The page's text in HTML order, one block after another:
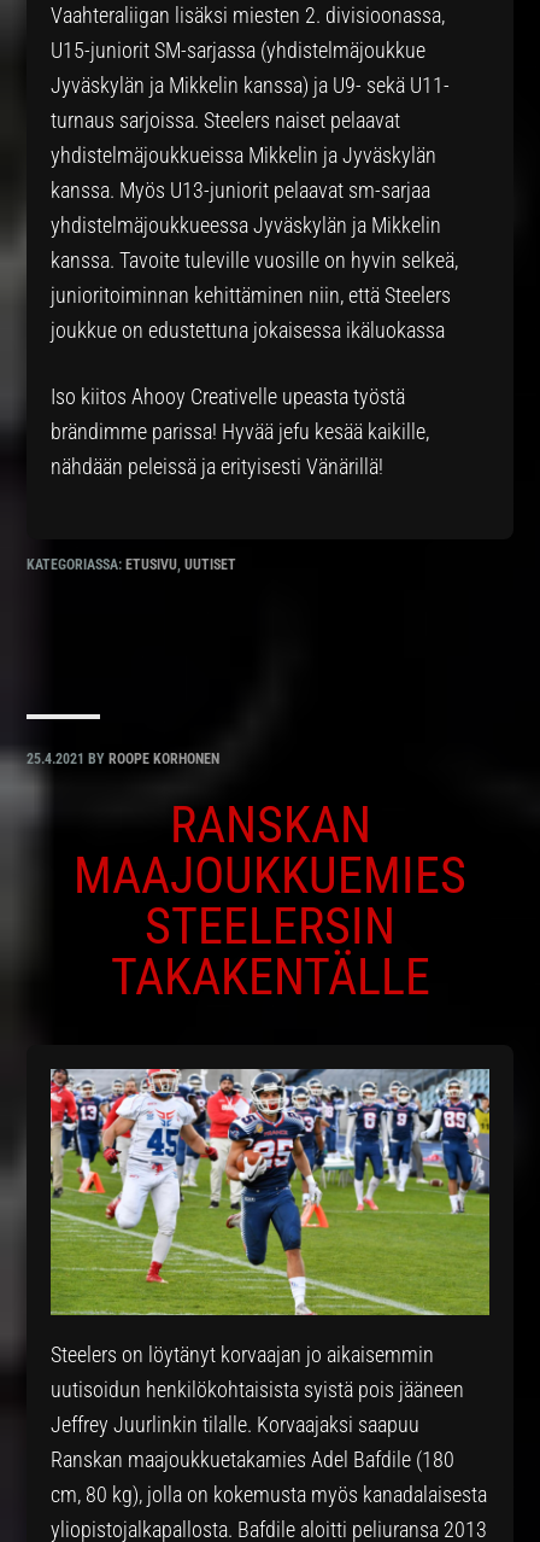
Vaahteraliigan lisäksi miesten 2. divisioonassa,
U15-juniorit SM-sarjassa (yhdistelmäjoukkue
Jyväskylän ja Mikkelin kanssa) ja U9- sekä U11-
turnaus sarjoissa. Steelers naiset pelaavat
yhdistelmäjoukkueissa Mikkelin ja Jyväskylän
kanssa. Myös U13-juniorit pelaavat sm-sarjaa
yhdistelmäjoukkueessa Jyväskylän ja Mikkelin
kanssa. Tavoite tuleville vuosille on hyvin selkeä,
junioritoiminnan kehittäminen niin, että Steelers
joukkue on edustettuna jokaisessa ikäluokassa
Iso kiitos Ahooy Creativelle upeasta työstä
brändimme parissa! Hyvää jefu kesää kaikille,
nähdään peleissä ja erityisesti Vänärillä!
KATEGORIASSA:ETUSIVU ,UUTISET
25.4.2021 BYROOPE KORHONEN
RANSKAN
MAAJOUKKUEMIES
STEELERSIN
TAKAKENTÄLLE
Steelers on löytänyt korvaajan jo aikaisemmin
uutisoidun henkilökohtaisista syistä pois jääneen
Jeffrey Juurlinkin tilalle. Korvaajaksi saapuu
Ranskan maajoukkuetakamies Adel Bafdile (180
cm, 80 kg), jolla on kokemusta myös kanadalaisesta
yliopistojalkapallosta. Bafdile aloitti peliuransa 2013